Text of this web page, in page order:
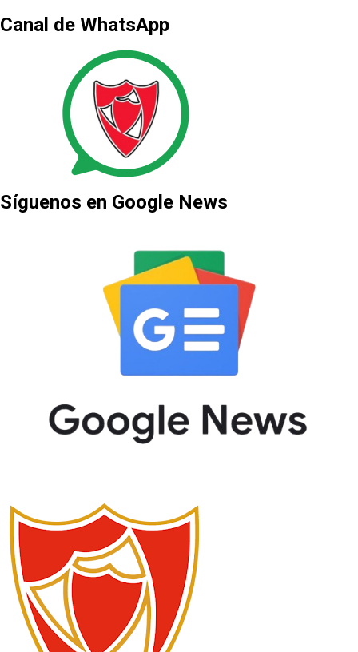
Canal de WhatsApp
Síguenos en Google News